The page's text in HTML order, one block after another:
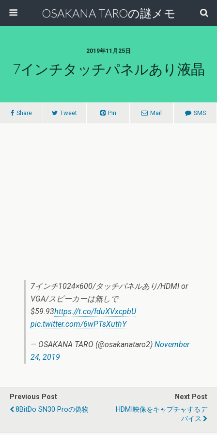
OSAKANA TAROの謎メモ
2019年11月25日
7インチタッチパネルあり液晶
Share Tweet Pin Mail SMS
7インチ1024×600/タッチパネルあり/HDMI or
VGA/スピーカーは無しで
$59.93https://t.co/fduXVxcpbU
pic.twitter.com/6wPTsXuthY
— OSAKANA TARO (@osakanataro2) November
24, 2019
Previous Post
8BitDo SN30 Proの偽物
Next Post
HDMI映像をキャプチャするデ
バイス